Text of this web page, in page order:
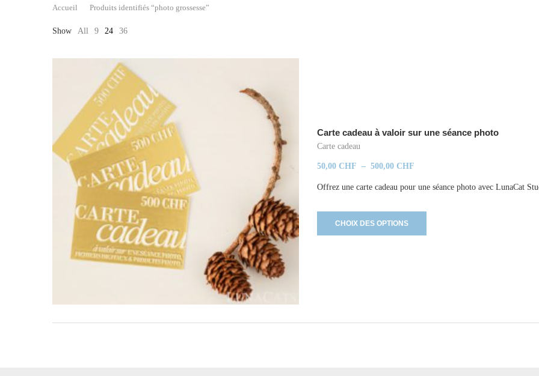
Accueil Produits identifiés “photo grossesse”
Show All 9 24 36
Carte cadeau à valoir sur une séance photo
Carte cadeau
50,00 CHF – 500,00 CHF
Offrez une carte cadeau pour une séance photo avec LunaCat
CHOIX DES OPTIONS